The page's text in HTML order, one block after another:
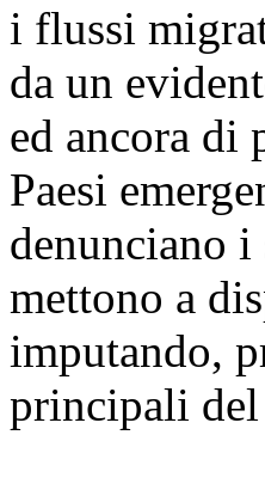
i flussi
da un
ed ancora di
Paesi
denunciano
mettono a
imputando,
principali del